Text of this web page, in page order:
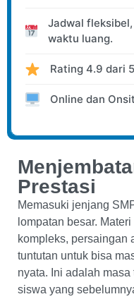
Jadwal
waktu luang.
Rating 4.9 dari 5
Online dan
Prestasi
Memasuki jenjang
lompatan besar.
kompleks, persaingan
tuntutan untuk bisa
nyata. Ini adalah
siswa yang